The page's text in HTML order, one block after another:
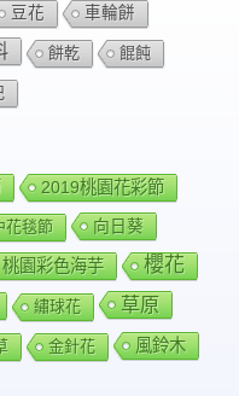
豆花 車輪餅
餅乾 餛飩
2019桃園花彩節
花毯節 向日葵
桃園彩色海芋 櫻花
繡球花 草原
金針花 風鈴木